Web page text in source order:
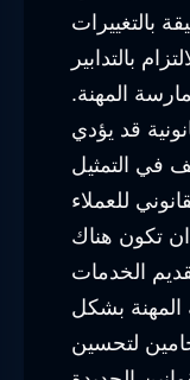
بالتغييرات
بالتدابير
المهنة.
قد يؤدي
في التمثيل
تكون هناك
الخدمات
بشكل
لتحسين